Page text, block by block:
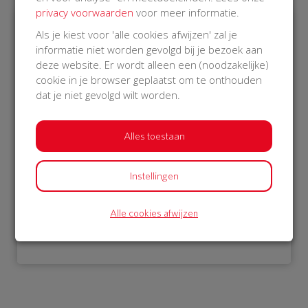
€ 1.052
Philips
18 Oct 2018
Bekijk alle donateurs
privacy voorwaarden voor meer informatie.
Als je kiest voor 'alle cookies afwijzen' zal je
informatie niet worden gevolgd bij je bezoek aan
deze website. Er wordt alleen een (noodzakelijke)
cookie in je browser geplaatst om te onthouden
dat je niet gevolgd wilt worden.
Alles toestaan
Instellingen
Alle cookies afwijzen